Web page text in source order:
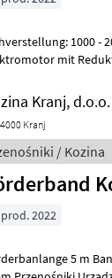
1000 -
Kranj, d.o.o.
4000 Kranj
/ Kozina
prod. 2022
5 m